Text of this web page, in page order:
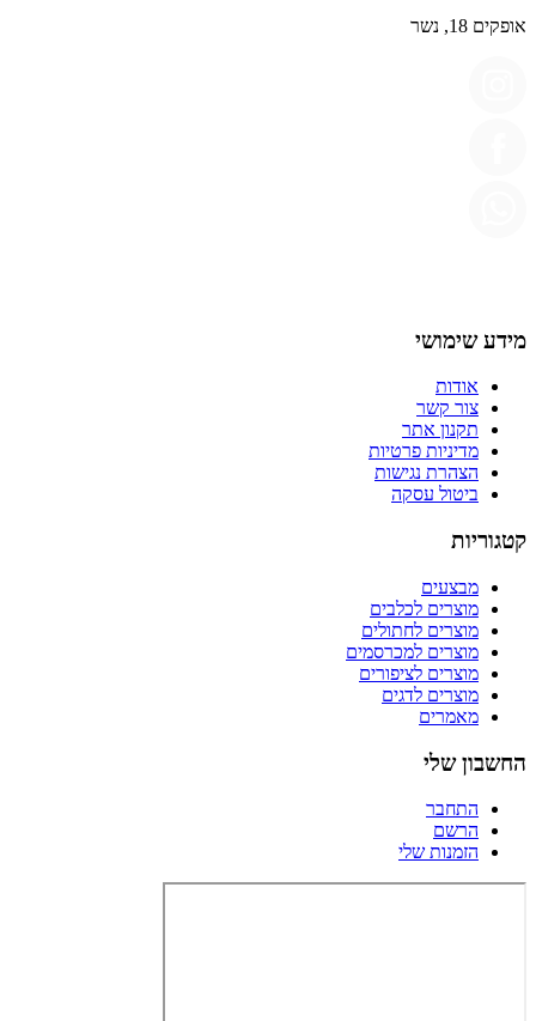
אופקים 18, נשר
מידע שימושי
אודות
צור קשר
תקנון אתר
מדיניות פרטיות
הצהרת נגישות
ביטול עסקה
קטגוריות
מבצעים
מוצרים לכלבים
מוצרים לחתולים
מוצרים למכרסמים
מוצרים לציפורים
מוצרים לדגים
מאמרים
החשבון שלי
התחבר
הרשם
הזמנות שלי